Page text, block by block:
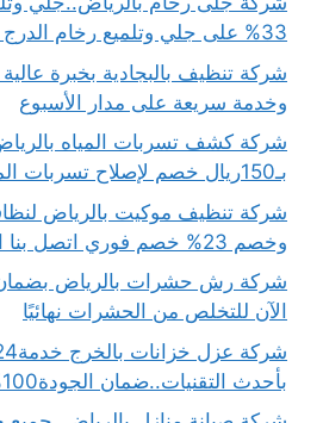
33% على جلي وتلميع رخام الدرج والمطبخ
شركة تنظيف بالبجادية بخبرة
وخدمة سريعة على مدار الأسبوع
بـ150ريال خصم لإصلاح تسربات المياه
وخصم 23% خصم فوري اتصل بنا الان
الآن للتخلص من الحشرات نهائيًا
بأحدث التقنيات..ضمان الجودة100% اتصل الآن